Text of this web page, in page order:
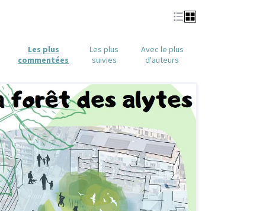
Les plus
commentées
Les plus
suivies
Avec le plus
d'auteurs